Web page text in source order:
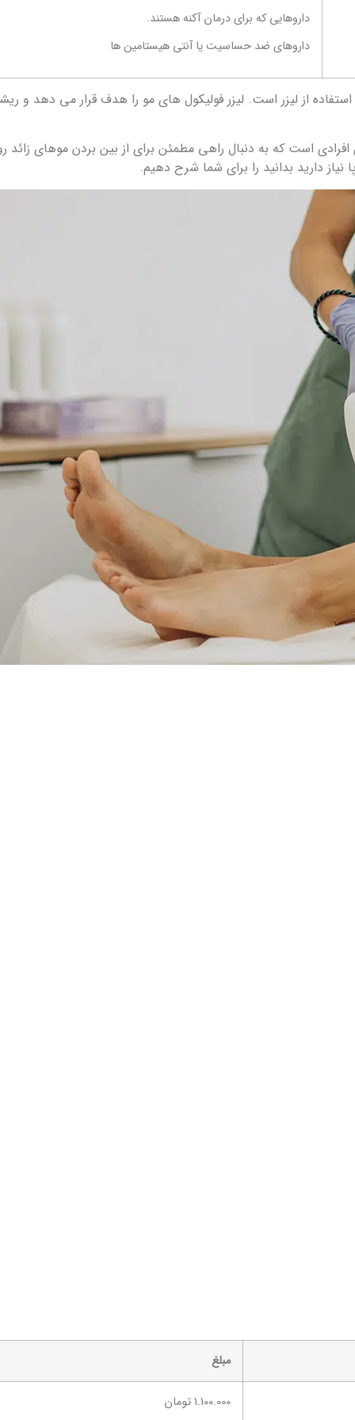
داروهایی که برای درمان آکنه هستند.
داروهای ضد حساسیت یا آنتی هیستامین ها
از لیزر است. لیزر فولیکول ‌های مو را هدف قرار می ‌دهد و
است که به دنبال راهی مطمئن برای از بین بردن موهای زائد
دارید بدانید را برای شما شرح دهیم.
مبلغ
1.100.000 تومان